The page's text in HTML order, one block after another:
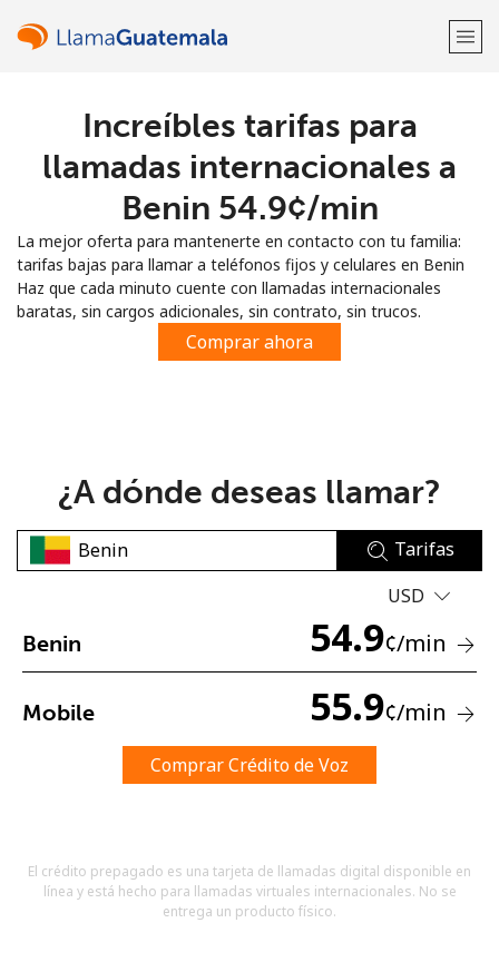
¡Bienvenido!
Regístrate con
No se ha creado una contraseña
Mínimo 8 caracteres
Un caracter especial
Increíbles tarifas para
llamadas internacionales a
Benin ⁦54.9¢⁩/min
La mejor oferta para mantenerte en contacto con tu familia:
tarifas bajas para llamar a teléfonos fijos y celulares en Benin
Haz que cada minuto cuente con llamadas internacionales
baratas, sin cargos adicionales, sin contrato, sin trucos.
Comprar ahora
¿A dónde deseas llamar?
Tarifas
USD
Benin 54.9¢/min
Mobile 55.9¢/min
Comprar Crédito de Voz
El crédito prepagado es una tarjeta de llamadas digital disponible en
línea y está hecho para llamadas virtuales internacionales. No se
entrega un producto físico.